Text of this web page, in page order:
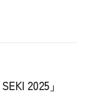
2025」